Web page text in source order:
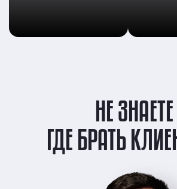
ГДЕ БРАТЬ
НЕ ЗНАЕТЕ